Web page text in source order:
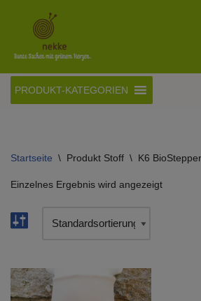
Inhalt
springen
PRODUKT-KATEGORIEN
Startseite \ Produkt Stoff \ K6
Einzelnes Ergebnis wird angezeigt